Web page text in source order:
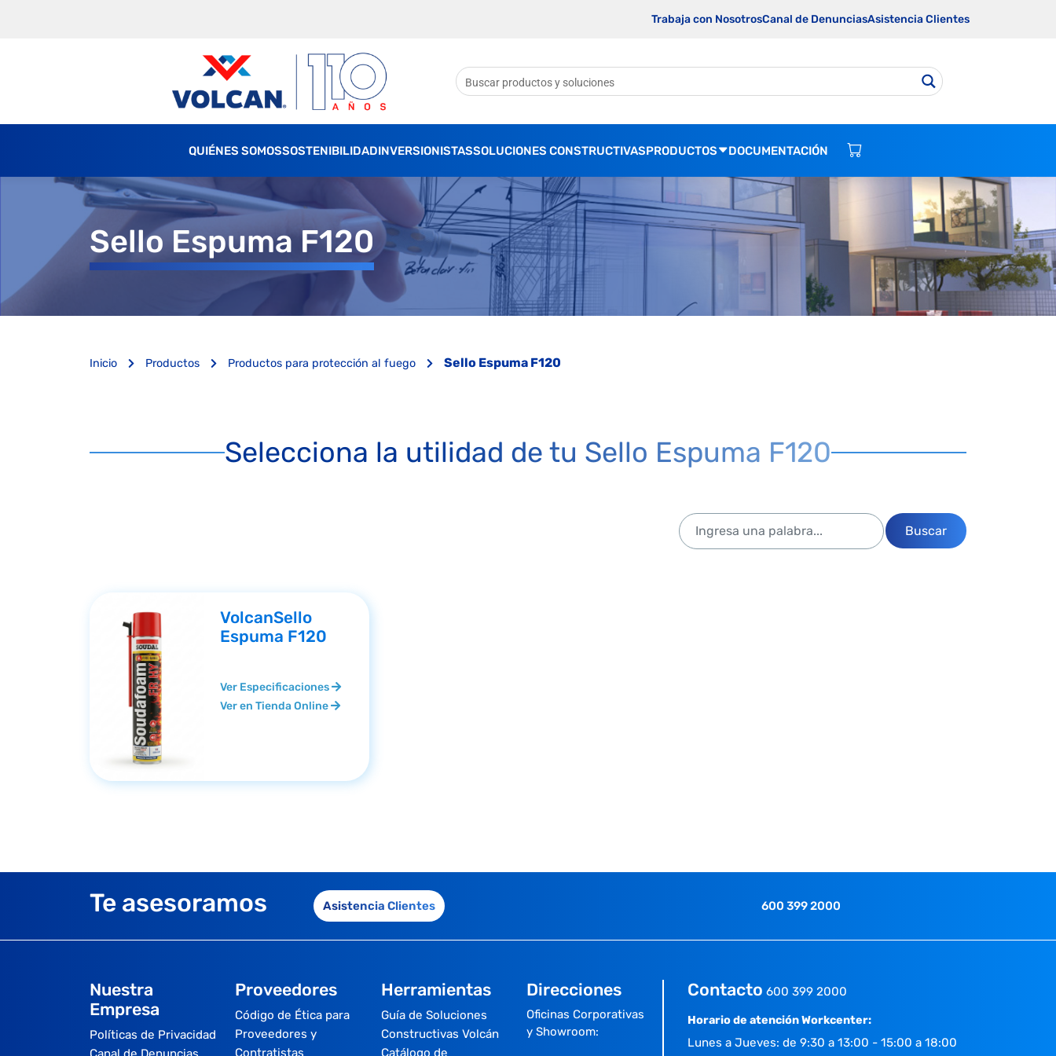
Trabaja con NosotrosCanal de DenunciasAsistencia Clientes
QUIÉNES SOMOSSOSTENIBILIDADINVERSIONISTASSOLUCIONES CONSTRUCTIVASPRODUCTOS DOCUMENTACIÓN
Sello Espuma F120
Inicio Productos Productos para protección al fuego Sello Espuma F120
Selecciona la utilidad de tu Sello Espuma F120
Buscar
VolcanSello
Espuma F120
Ver Especificaciones
Ver en Tienda Online
Te asesoramos Asistencia Clientes 600 399 2000
Nuestra
Empresa
Políticas de Privacidad
Proveedores
Código de Ética para
Proveedores y
Contratistas
Herramientas
Guía de Soluciones
Constructivas Volcán
Catálogo de
Direcciones
Oficinas Corporativas
y Showroom:
Contacto 600 399 2000
Horario de atención Workcenter:
Lunes a Jueves: de 9:30 a 13:00 - 15:00 a 18:00